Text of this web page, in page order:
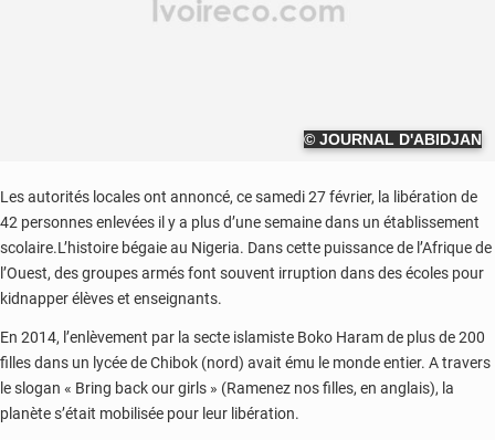
© JOURNAL D'ABIDJAN
Les autorités locales ont annoncé, ce samedi 27 février, la libération de
42 personnes enlevées il y a plus d’une semaine dans un établissement
scolaire.L’histoire bégaie au Nigeria. Dans cette puissance de l’Afrique de
l’Ouest, des groupes armés font souvent irruption dans des écoles pour
kidnapper élèves et enseignants.
En 2014, l’enlèvement par la secte islamiste Boko Haram de plus de 200
filles dans un lycée de Chibok (nord) avait ému le monde entier. A travers
le slogan « Bring back our girls » (Ramenez nos filles, en anglais), la
planète s’était mobilisée pour leur libération.